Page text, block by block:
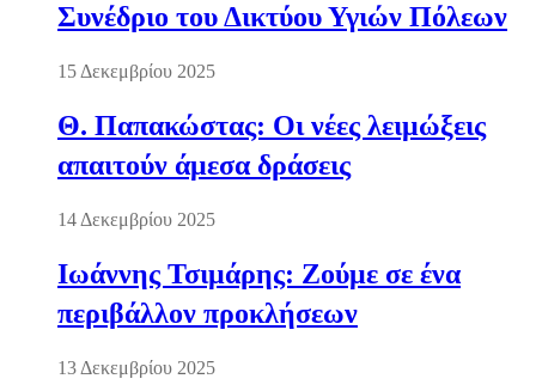
Συνέδριο του Δικτύου Υγιών Πόλεων
15 Δεκεμβρίου 2025
Θ. Παπακώστας: Οι νέες λειμώξεις
απαιτούν άμεσα δράσεις
14 Δεκεμβρίου 2025
Ιωάννης Τσιμάρης: Ζούμε σε ένα
περιβάλλον προκλήσεων
13 Δεκεμβρίου 2025